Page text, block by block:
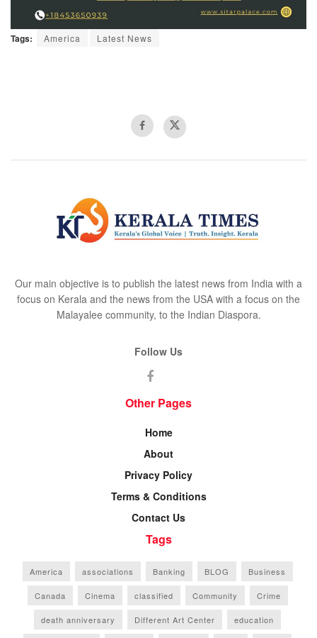
Tags: America Latest News
Our main objective is to publish the latest news from India with a
focus on Kerala and the news from the USA with a focus on the
Malayalee community, to the Indian Diaspora.
Follow Us
Other Pages
Home
About
Privacy Policy
Terms & Conditions
Contact Us
Tags
America associations Banking BLOG Business
Canada Cinema classified Community Crime
death anniversary Different Art Center education